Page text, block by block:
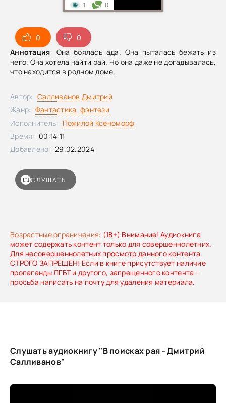
0
0
Аннотация: Она боялась ада. Она пыталась бежать из
него. Она хотела найти рай. Но она даже не догадывалась,
что находится в родном доме.
Возрастные ограничения: (18+) Внимание! Аудиокнига
может содержать контент только для совершеннолетних.
Для несовершеннолетних просмотр данного контента
СТРОГО ЗАПРЕЩЕН! Если в книге присутствует наличие
пропаганды ЛГБТ и другого, запрещенного контента -
просьба написать на почту для удаления материала.
1 0
СЛУШАТЬ
Автор: Салливанов Дмитрий
Жанр: Фантастика, фэнтези
Исполнитель: Пожилой Ксеноморф
Время: 00:14:11
Добавлено: 29.02.2024
Слушать аудиокнигу "В поисках рая - Дмитрий
Салливанов"